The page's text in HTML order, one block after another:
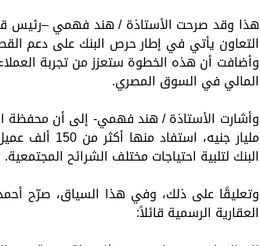
هذا وقد صرحت الأستاذة / هند فهمي –رئيس
التعاون يأتي في إطار حرص البنك على دعم
وأضافت أن هذه الخطوة ستعزز من تجربة
المالي في السوق المصري.
مليار جنيه،
البنك لتلبية احتياجات مختلف الشرائح المجتمعية.
وتعليقًا على ذلك، وفي هذا السياق، صرّح
العقارية الرسمية قائلاً: